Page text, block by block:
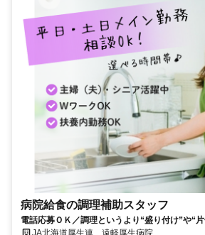
病院給食の調理補助スタッフ
電話応募ＯＫ／調理というより“盛り付け”や“
JA北海道厚生連 遠軽厚生病院